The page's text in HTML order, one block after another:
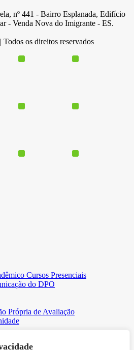
nº 441 - Bairro Esplanada, Edifício
- Venda Nova do Imigrante - ES.
os direitos reservados
Cursos Presenciais
do DPO
Própria de Avaliação